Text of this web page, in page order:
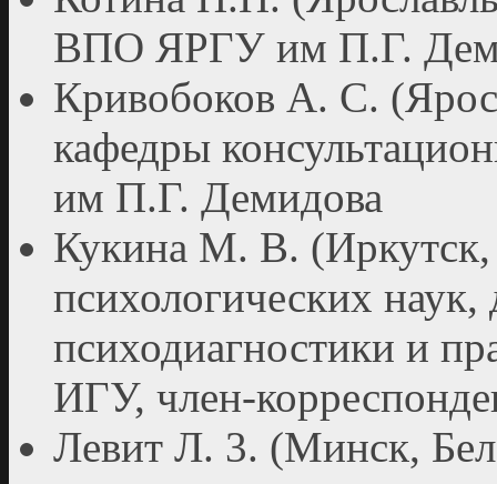
ВПО ЯРГУ им П.Г.
Кривобоков А. С.
кафедры
им П.Г. Демидова
Кукина М. В. (Иркутск,
психологических
психодиагностики и
ИГУ, член-
Левит Л. 3. (Минск,